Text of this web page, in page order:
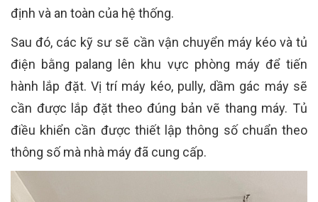
định và an toàn của hệ thống.
Sau đó, các kỹ sư sẽ cần vận chuyển máy kéo và tủ
điện bằng palang lên khu vực phòng máy để tiến
hành lắp đặt. Vị trí máy kéo, pully, dầm gác máy sẽ
cần được lắp đặt theo đúng bản vẽ thang máy. Tủ
điều khiển cần được thiết lập thông số chuẩn theo
thông số mà nhà máy đã cung cấp.